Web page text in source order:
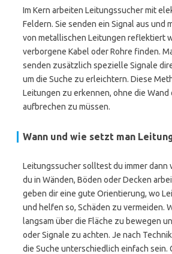
Im Kern arbeiten Leitungssucher mit
Feldern. Sie senden ein Signal aus und
von metallischen Leitungen reflektiert
verborgene Kabel oder Rohre finden.
senden zusätzlich spezielle Signale
um die Suche zu erleichtern. Diese
Leitungen zu erkennen, ohne die Wand
aufbrechen zu müssen.
Wann und wie setzt man
Leitungssucher solltest du immer dann
du in Wänden, Böden oder Decken
geben dir eine gute Orientierung, wo
und helfen so, Schäden zu vermeiden.
langsam über die Fläche zu bewegen
oder Signale zu achten. Je nach
die Suche unterschiedlich einfach sein.